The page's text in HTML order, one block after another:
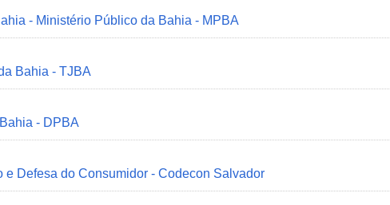
- Ministério Público da Bahia - MPBA
Bahia - TJBA
- DPBA
e Defesa do Consumidor - Codecon Salvador